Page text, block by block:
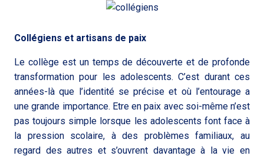
Collégiens et artisans de paix
Le collège est un temps de découverte et de profonde
transformation pour les adolescents. C’est durant ces
années-là que l’identité se précise et où l’entourage a
une grande importance. Etre en paix avec soi-même n’est
pas toujours simple lorsque les adolescents font face à
la pression scolaire, à des problèmes familiaux, au
regard des autres et s’ouvrent davantage à la vie en